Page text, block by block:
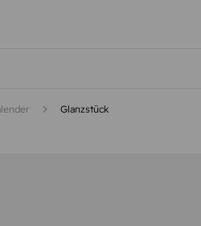
Glanzstück